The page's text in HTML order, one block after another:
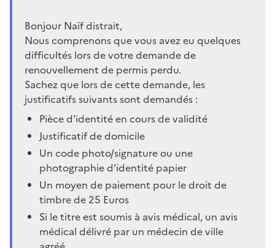
Bonjour Naïf distrait,
Nous comprenons que vous avez eu quelques
difficultés lors de votre demande de
renouvellement de permis perdu.
Sachez que lors de cette demande, les
justificatifs suivants sont demandés :
Pièce d’identité en cours de validité
Justificatif de domicile
Un code photo/signature ou une
photographie d’identité papier
Un moyen de paiement pour le droit de
timbre de 25 Euros
Si le titre est soumis à avis médical, un avis
médical délivré par un médecin de ville